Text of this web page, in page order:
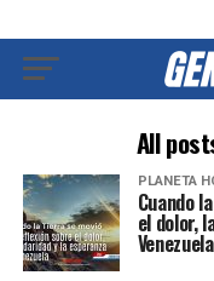
All
PLANETA
Cuando
el dolor,
Venezuela